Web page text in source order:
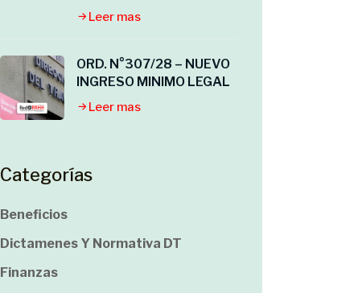
Leer mas
ORD. N°307/28 – NUEVO
INGRESO MINIMO LEGAL
Leer mas
Categorías
Beneficios
Dictamenes Y Normativa DT
Finanzas